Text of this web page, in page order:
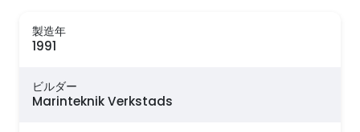
製造年
1991
ビルダー
Marinteknik Verkstads